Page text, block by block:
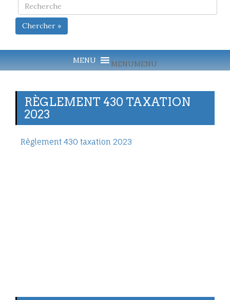
Chercher »
MENUMENU
RÈGLEMENT 430 TAXATION
2023
Règlement 430 taxation 2023